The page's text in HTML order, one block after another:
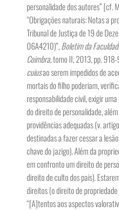
personalidade dos autores” [cf.
“Obrigações naturais: Notas a
Tribunal de Justiça de 19 de
06A4210)”,Boletim da
Coimbra,tomo II, 2013, pp.
cuiusao serem impedidos de
mortais do filho poderiam,
responsabilidade civil, exigir
do direito de personalidade,
providências adequadas (v.
destinadas a fazer cessar a
chave do jazigo). Além da
em confronto um direito de
direito de culto dos pais).
direitos (o direito de
“[A]tentos aos aspectos